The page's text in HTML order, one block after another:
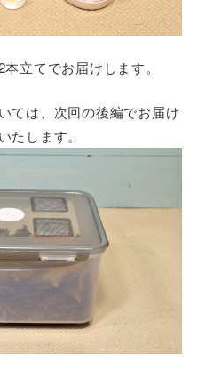
立てでお届けします。
ては、次回の後編でお届け
たします。